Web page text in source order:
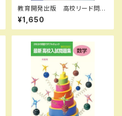
教育開発出版 高校リード問題
集 英語 I ，英語 II 2026年度
版 各科目（選択ください） 新
品完全セット ISBN なし 0
¥1,650